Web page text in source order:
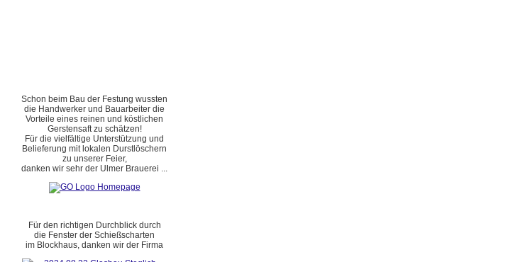
Schon beim Bau der Festung wussten
die Handwerker und Bauarbeiter die
Vorteile eines reinen und köstlichen
Gerstensaft zu schätzen!
Für die vielfältige Unterstützung und
Belieferung mit lokalen Durstlöschern
zu unserer Feier,
danken wir sehr der Ulmer Brauerei ...
Für den richtigen Durchblick durch
die Fenster der Schießscharten
im Blockhaus, danken wir der Firma